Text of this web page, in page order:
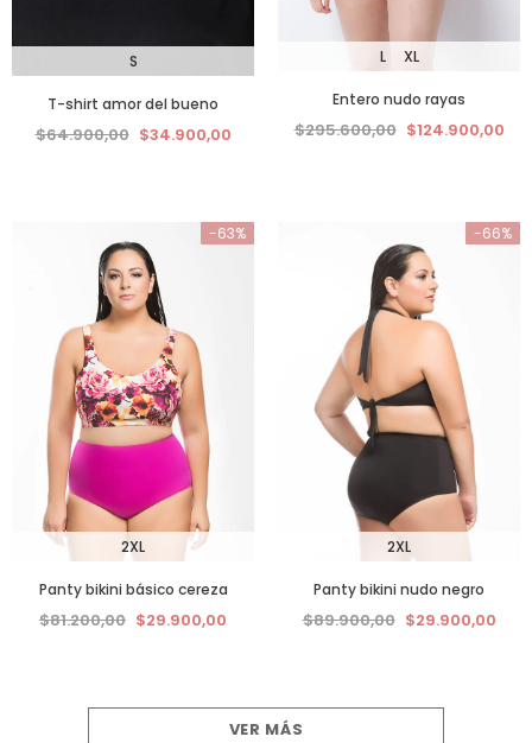
S
T-shirt amor del bueno
$64.900,00 $34.900,00
L XL
Entero nudo rayas
$295.600,00 $124.900,00
-63%
2XL
Panty bikini básico cereza
$81.200,00 $29.900,00
-66%
2XL
Panty bikini nudo negro
$89.900,00 $29.900,00
VER MÁS